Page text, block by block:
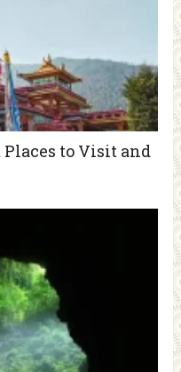
to Visit and